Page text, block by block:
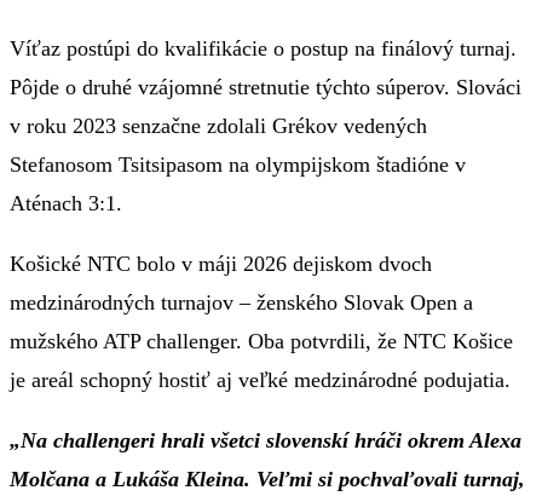
Víťaz postúpi do kvalifikácie o postup na finálový turnaj.
Pôjde o druhé vzájomné stretnutie týchto súperov. Slováci
v roku 2023 senzačne zdolali Grékov vedených
Stefanosom Tsitsipasom na olympijskom štadióne v
Aténach 3:1.
Košické NTC bolo v máji 2026 dejiskom dvoch
medzinárodných turnajov – ženského Slovak Open a
mužského ATP challenger. Oba potvrdili, že NTC Košice
je areál schopný hostiť aj veľké medzinárodné podujatia.
„Na challengeri hrali všetci slovenskí hráči okrem Alexa
Molčana a Lukáša Kleina. Veľmi si pochvaľovali turnaj,